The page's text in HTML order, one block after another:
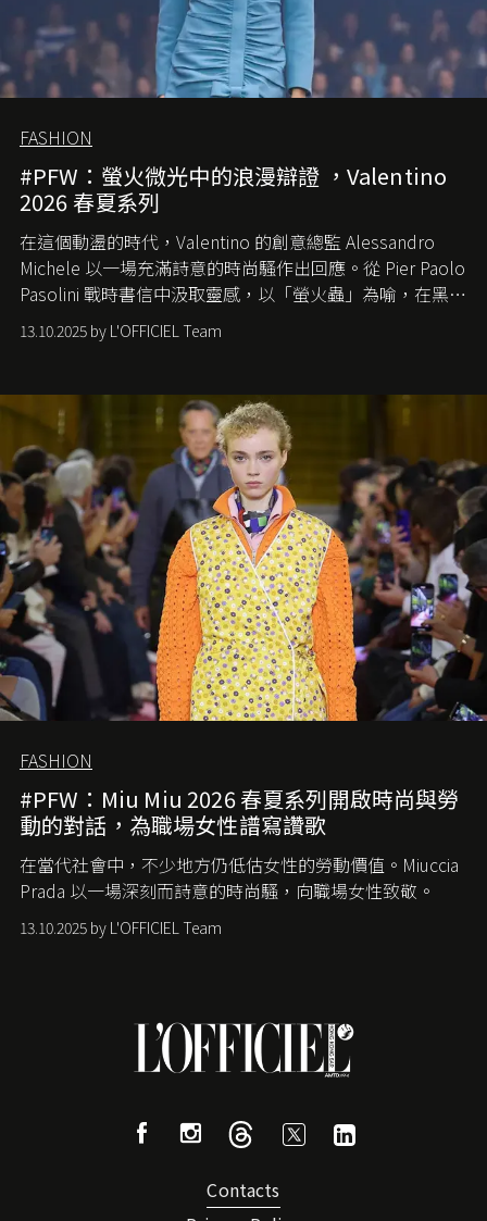
FASHION
#PFW：螢火微光中的浪漫辯證 ，Valentino
2026 春夏系列
在這個動盪的時代， Valentino 的創意總監 Alessandro
Michele 以一場充滿詩意的時尚騷作出回應。從 Pier Paolo
Pasolini 戰時書信中汲取靈感，以「螢火蟲」為喻，在黑暗
中找尋希望的微光。
13.10.2025 by L'OFFICIEL Team
FASHION
#PFW：Miu Miu 2026 春夏系列開啟時尚與勞
動的對話，為職場女性譜寫讚歌
在當代社會中，不少地方仍低估女性的勞動價值。 Miuccia
Prada 以一場深刻而詩意的時尚騷，向職場女性致敬。
13.10.2025 by L'OFFICIEL Team
Contacts